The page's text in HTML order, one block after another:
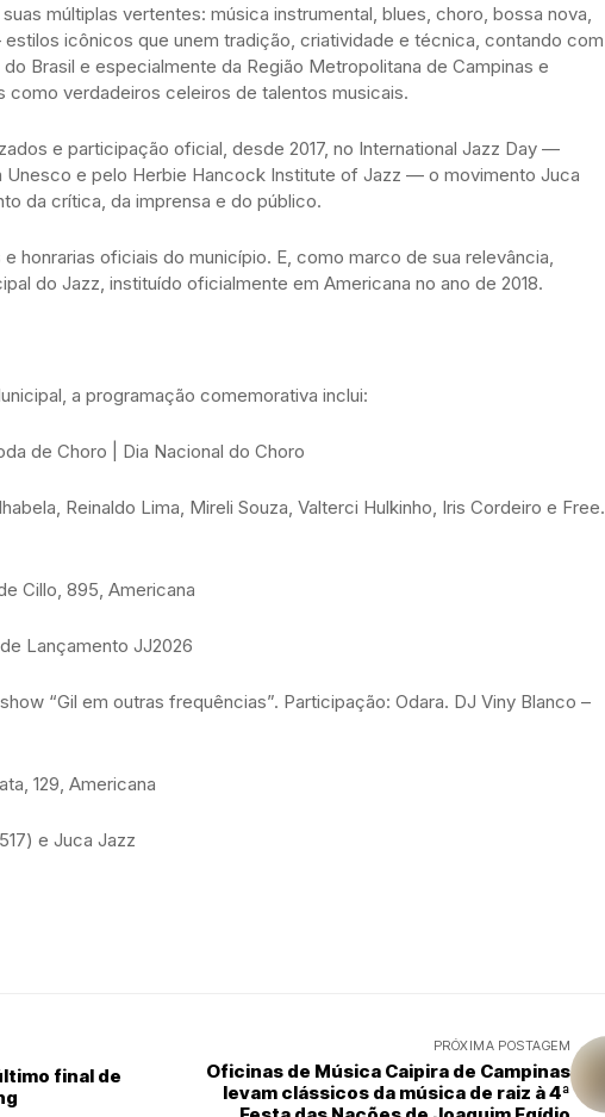
múltiplas vertentes: música instrumental, blues, choro, bossa nova,
icônicos que unem tradição, criatividade e técnica, contando com
Brasil e especialmente da Região Metropolitana de Campinas e
como verdadeiros celeiros de talentos musicais.
e participação oficial, desde 2017, no International Jazz Day —
Unesco e pelo Herbie Hancock Institute of Jazz — o movimento Juca
da crítica, da imprensa e do público.
honrarias oficiais do município. E, como marco de sua relevância,
do Jazz, instituído oficialmente em Americana no ano de 2018.
a programação comemorativa inclui:
de Choro | Dia Nacional do Choro
Reinaldo Lima, Mireli Souza, Valterci Hulkinho, Iris Cordeiro e Free.
Cillo, 895, Americana
Lançamento JJ2026
“Gil em outras frequências”. Participação: Odara. DJ Viny Blanco –
129, Americana
e Juca Jazz
final de
PRÓXIMA POSTAGEM
Oficinas de Música Caipira de Campinas
levam clássicos da música de raiz à 4ª